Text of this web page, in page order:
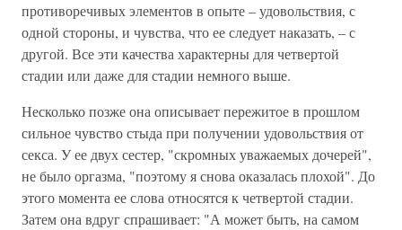
противоречивых элементов в опыте – удовольствия, с
одной стороны, и чувства, что ее следует наказать, – с
другой. Все эти качества характерны для четвертой
стадии или даже для стадии немного выше.
Несколько позже она описывает пережитое в прошлом
сильное чувство стыда при получении удовольствия от
секса. У ее двух сестер, "скромных уважаемых дочерей",
не было оргазма, "поэтому я снова оказалась плохой". До
этого момента ее слова относятся к четвертой стадии.
Затем она вдруг спрашивает: "А может быть, на самом